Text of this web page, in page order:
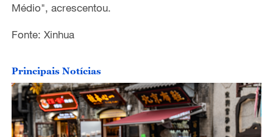
Médio", acrescentou.
Fonte: Xinhua
Principais Notícias